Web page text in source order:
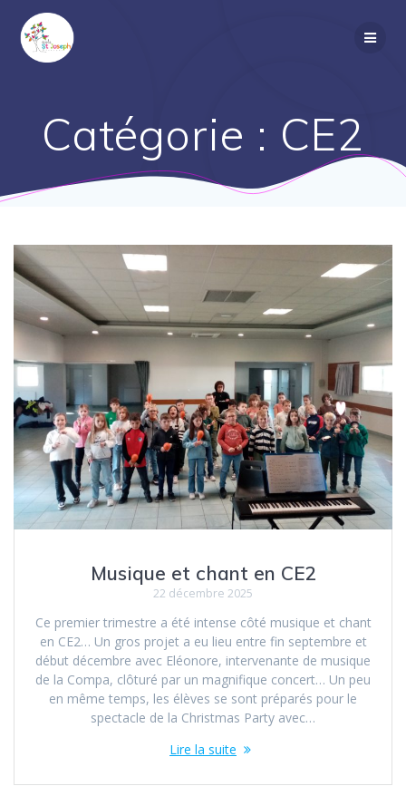
Catégorie : CE2
Musique et chant en CE2
22 décembre 2025
Ce premier trimestre a été intense côté musique et chant
en CE2… Un gros projet a eu lieu entre fin septembre et
début décembre avec Eléonore, intervenante de musique
de la Compa, clôturé par un magnifique concert… Un peu
en même temps, les élèves se sont préparés pour le
spectacle de la Christmas Party avec…
Lire la suite